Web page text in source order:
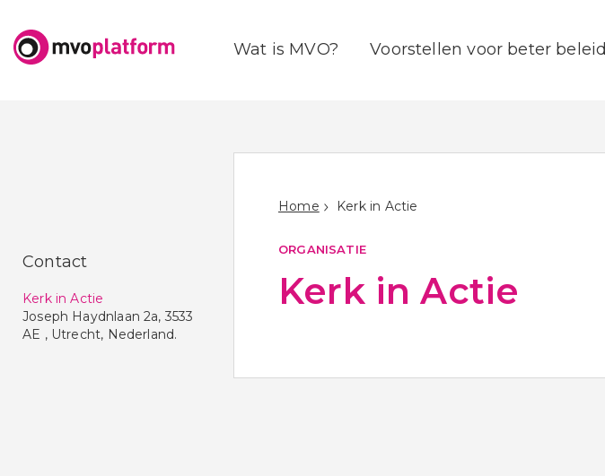
Wat is MVO? Voorstellen voor beter beleid
Contact
Kerk in Actie
Joseph Haydnlaan 2a, 3533
AE , Utrecht, Nederland.
Home Kerk in Actie
ORGANISATIE
Kerk in Actie